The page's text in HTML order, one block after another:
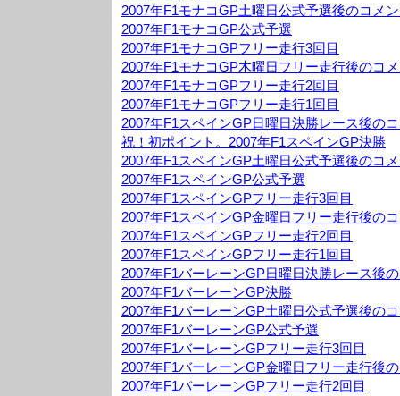
2007年F1モナコGP土曜日公式予選後のコメ
2007年F1モナコGP公式予選
2007年F1モナコGPフリー走行3回目
2007年F1モナコGP木曜日フリー走行後のコ
2007年F1モナコGPフリー走行2回目
2007年F1モナコGPフリー走行1回目
2007年F1スペインGP日曜日決勝レース後の
祝！初ポイント。2007年F1スペインGP決勝
2007年F1スペインGP土曜日公式予選後のコ
2007年F1スペインGP公式予選
2007年F1スペインGPフリー走行3回目
2007年F1スペインGP金曜日フリー走行後の
2007年F1スペインGPフリー走行2回目
2007年F1スペインGPフリー走行1回目
2007年F1バーレーンGP日曜日決勝レース後
2007年F1バーレーンGP決勝
2007年F1バーレーンGP土曜日公式予選後の
2007年F1バーレーンGP公式予選
2007年F1バーレーンGPフリー走行3回目
2007年F1バーレーンGP金曜日フリー走行後
2007年F1バーレーンGPフリー走行2回目